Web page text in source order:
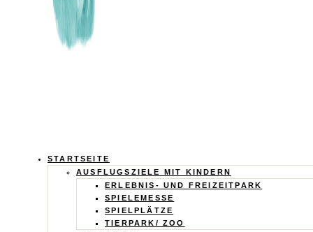
Calistas
Traum
STARTSEITE
AUSFLUGSZIELE MIT KINDERN
ERLEBNIS- UND FREIZEITPARK
SPIELEMESSE
SPIELPLÄTZE
TIERPARK/ ZOO